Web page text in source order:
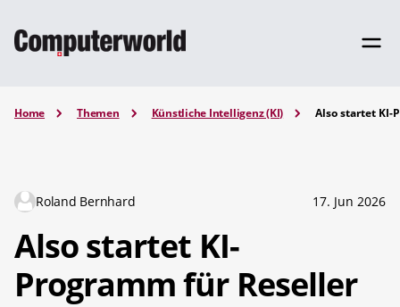
Home Themen Künstliche Intelligenz (KI) Also startet KI-
Roland Bernhard 17. Jun 2026
Also startet KI-
Programm für Reseller